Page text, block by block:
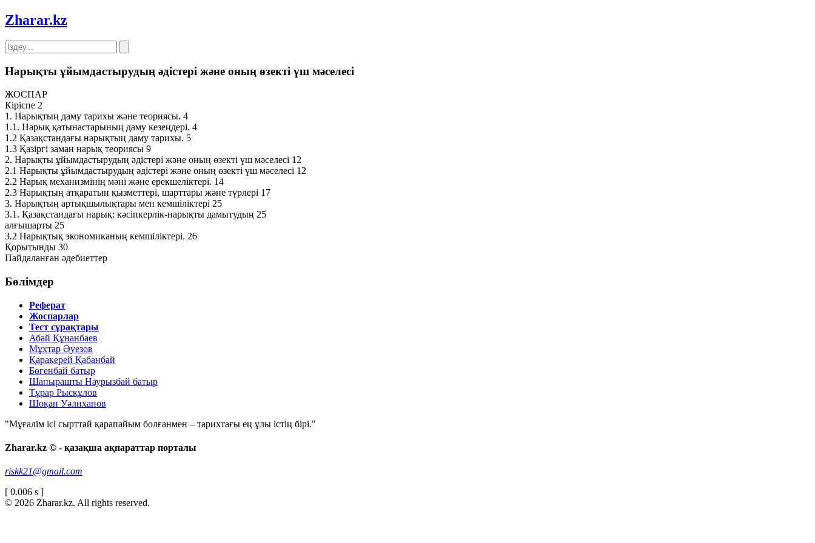
Zharar.kz
Нарықты ұйымдастырудың әдістері және оның өзекті үш мәселесі
ЖОСПАР
Кіріспе 2
1. Нарықтың даму тарихы және теориясы. 4
1.1. Нарық қатынастарының даму кезеңдері. 4
1.2 Қазақстандағы нарықтың даму тарихы. 5
1.3 Қазіргі заман нарық теориясы 9
2. Нарықты ұйымдастырудың әдістері және оның өзекті үш мәселесі 12
2.1 Нарықты ұйымдастырудың әдістері және оның өзекті үш мәселесі 12
2.2 Нарық механизмінің мәні және ерекшеліктері. 14
2.3 Нарықтың атқаратын қызметтері, шарттары және түрлері 17
3. Нарықтың артықшылықтары мен кемшіліктері 25
3.1. Қазақстандағы нарық: кәсіпкерлік-нарықты дамытудың 25
алғышарты 25
3.2 Нарықтық экономиканың кемшіліктері. 26
Қорытынды 30
Пайдаланған әдебиеттер
Бөлімдер
Реферат
Жоспарлар
Тест сұрақтары
Абай Құнанбаев
Мұхтар Әуезов
Қаракерей Қабанбай
Бөгенбай батыр
Шапырашты Наурызбай батыр
Тұрар Рысқұлов
Шоқан Уәлиханов
"Мұғалім ісі сырттай қарапайым болғанмен – тарихтағы ең ұлы істің бірі."
Zharar.kz © - қазақша ақпараттар порталы
riskk21@gmail.com
[ 0.006 s ]
© 2026 Zharar.kz. All rights reserved.